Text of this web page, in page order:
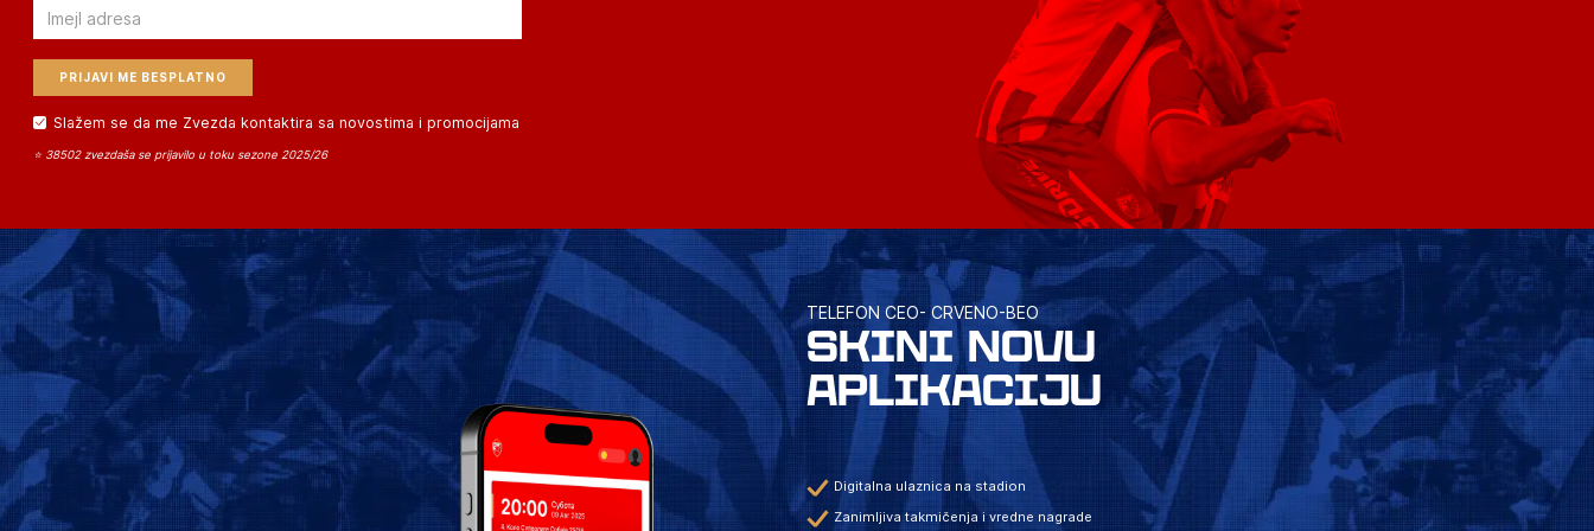
Email
Slažem se da me Zvezda kontaktira sa novostima i promocijama
⭐ 38502 zvezdaša se prijavilo u toku sezone 2025/26
TELEFON CEO- CRVENO-BEO
SKINI NOVU
APLIKACIJU
Digitalna ulaznica na stadion
Zanimljiva takmičenja i vredne nagrade